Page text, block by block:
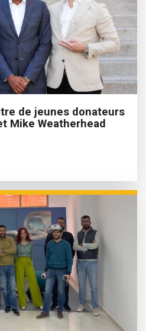
de jeunes donateurs
Mike Weatherhead